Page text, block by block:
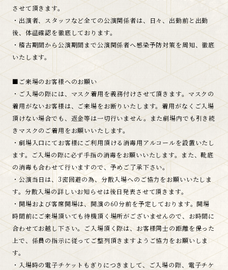
させて頂きます。
・出演者、スタッフなど全ての公演関係者は、日々、出勤前と出勤
後、体温確認を徹底しております。
・稽古期間から公演期間まで公演関係者へ感染予防対策を周知、徹底
いたします。
■ご来場のお客様へのお願い
・ご入場の際には、マスク着用を義務付けさせて頂きます。マスクの
着用がないお客様は、ご来場をお断りいたします。着用がなくご入場
頂けない場合でも、返金等は一切行いません。また劇場内でも引き続
きマスクのご着用をお願いいたします。
・劇場入口にてお客様にご利用頂ける消毒用アルコールを設置いたし
ます。ご入場の際に必ず手指の消毒をお願いいたします。また、靴底
の消毒も合わせて行いますので、予めご了承下さい。
・公演当日は、3密回避の為、分散入場へのご協力をお願いいたしま
す。分散入場の詳しいお知らせは後日発表させて頂きます。
・開場および客席開場は、開演の60分前を予定しております。開場
時間前にご来場頂いても待機頂く場所がございませんので、お時間に
合わせてお越し下さい。ご入場頂く際は、お客様同士の距離を保った
上で、係員の指示に従ってご整列頂きますようご協力をお願いしま
す。
・入場時の電子チケットもぎりにつきまして、ご入場の際、電子チケ